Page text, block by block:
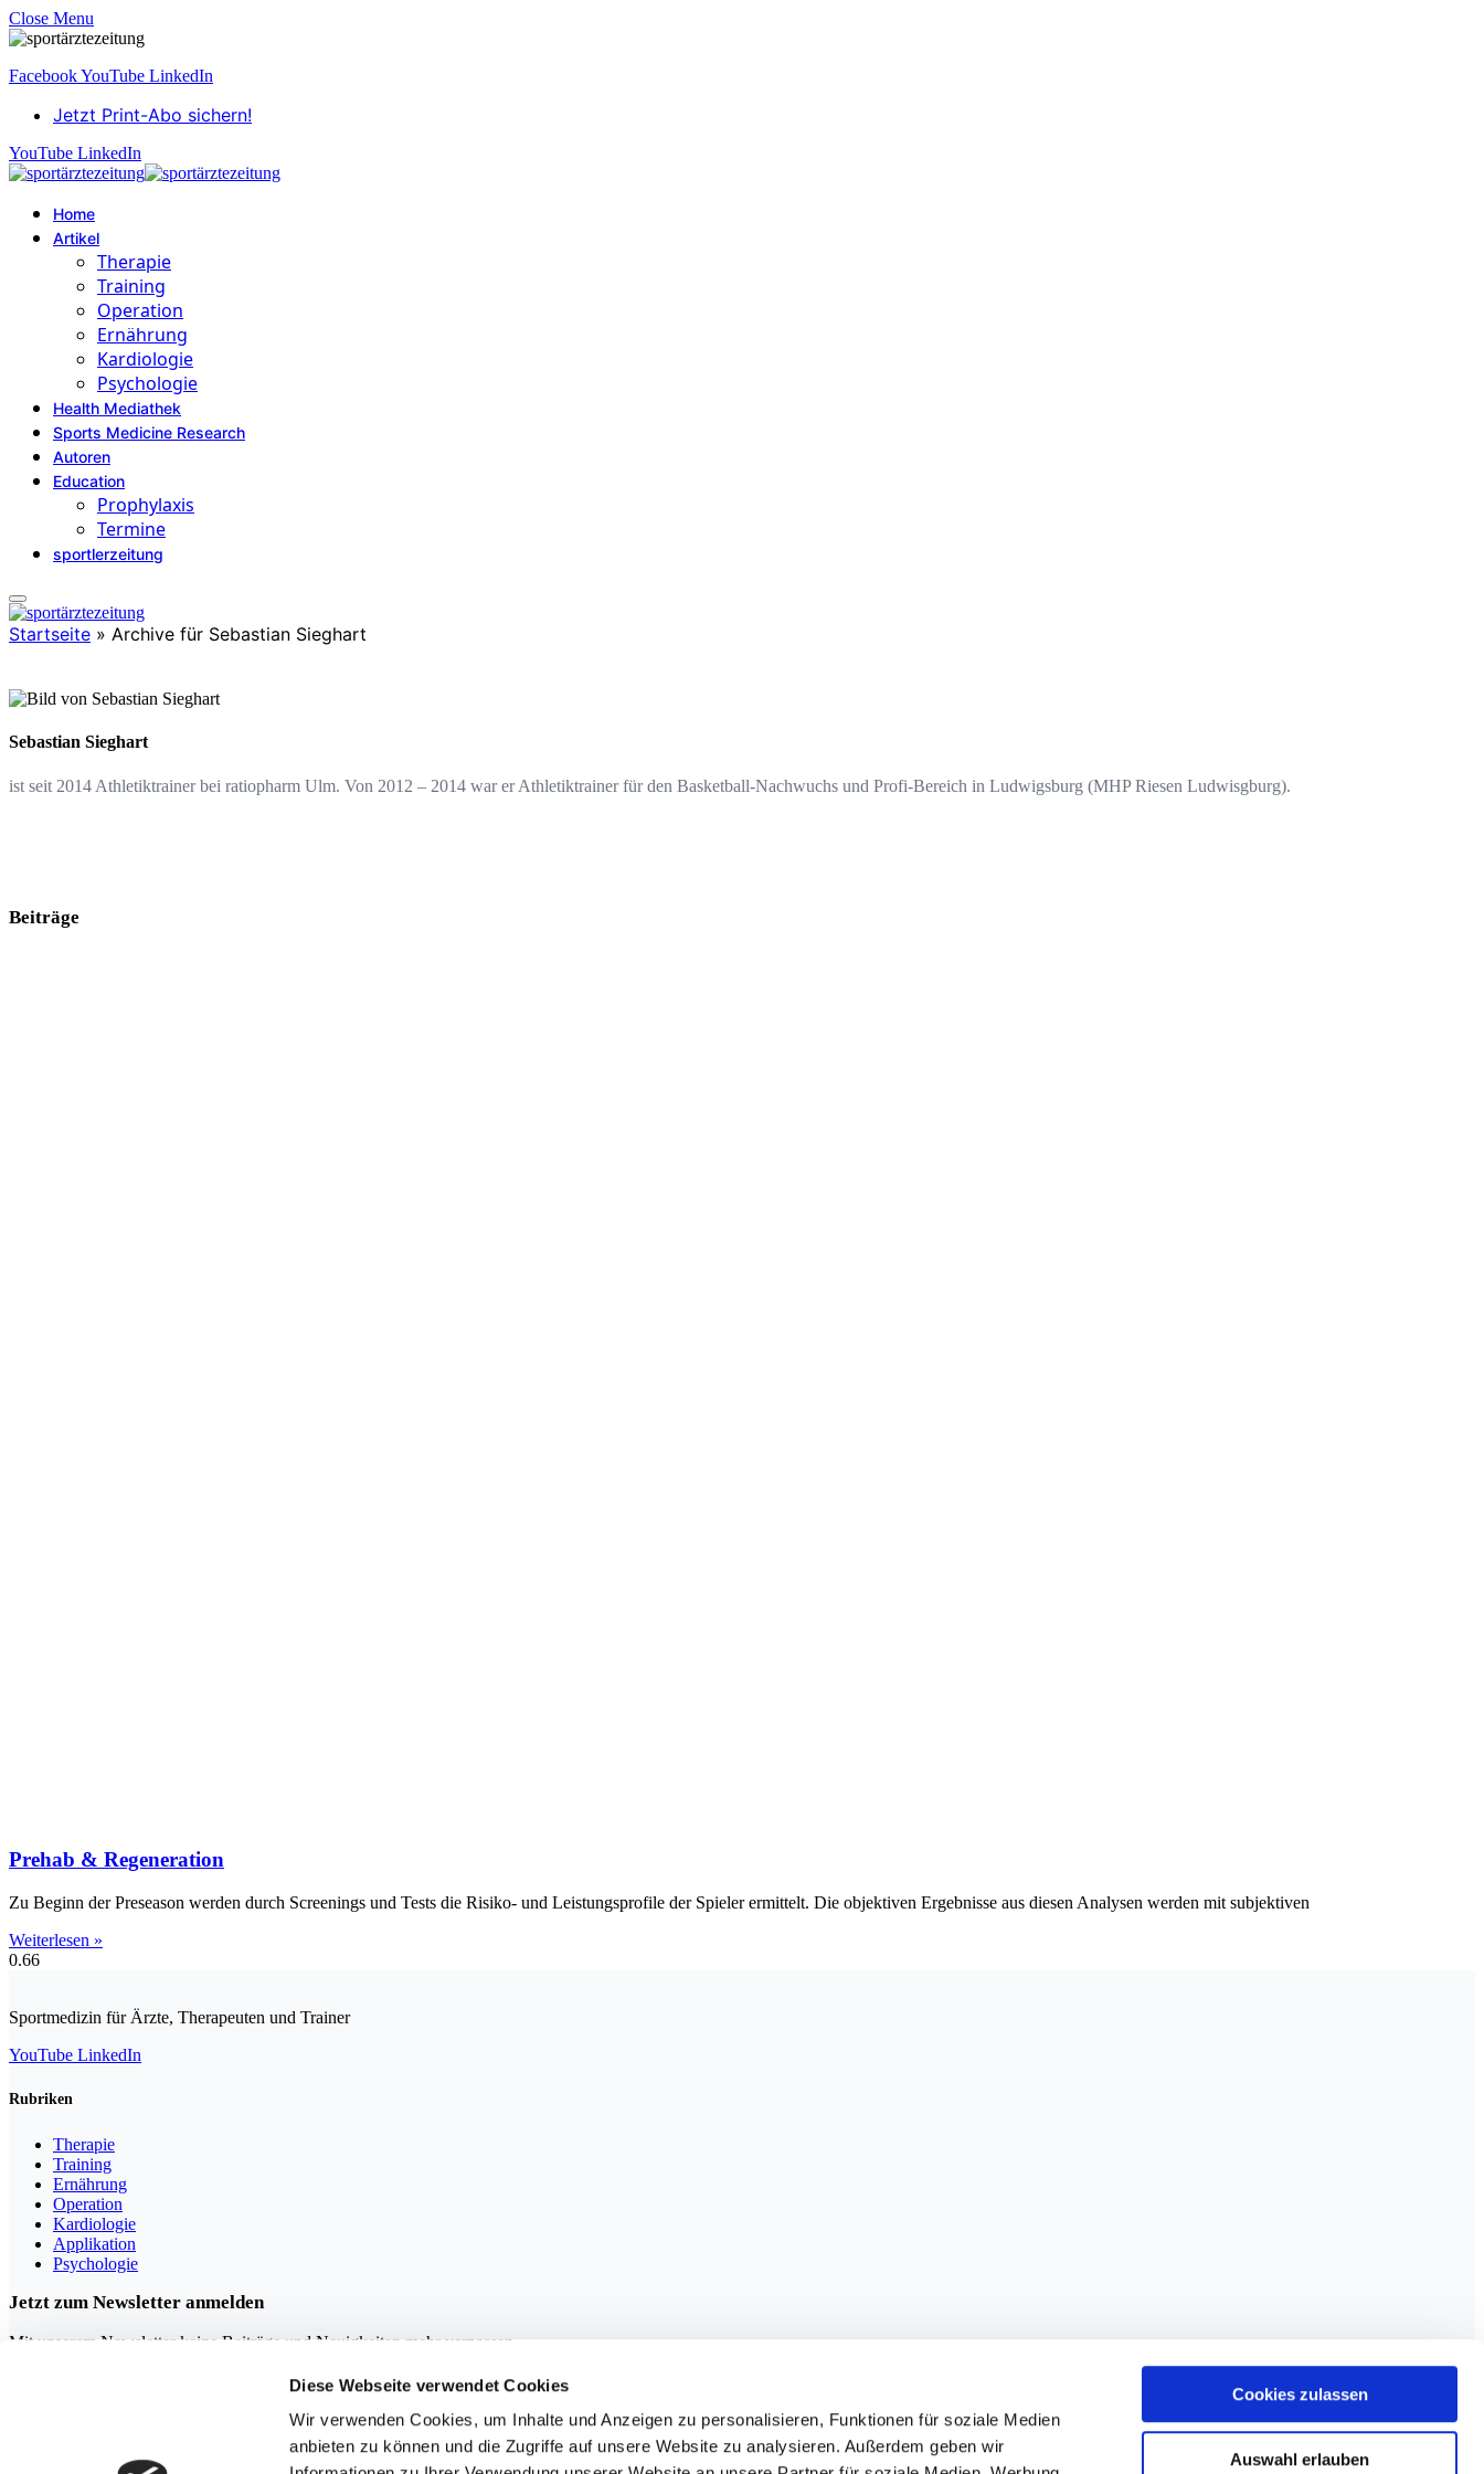
Diese Webseite verwendet Cookies
Wir verwenden Cookies, um Inhalte und Anzeigen zu personalisieren, Funktionen für soziale Medien
anbieten zu können und die Zugriffe auf unsere Website zu analysieren. Außerdem geben wir
Cookies zulassen
Auswahl erlauben
Close Menu
FacebookYouTube LinkedIn
Jetzt Print-Abo sichern!
YouTube LinkedIn
Home
Artikel
Therapie
Training
Operation
Ernährung
Kardiologie
Psychologie
Health Mediathek
Sports Medicine Research
Autoren
Education
Prophylaxis
Termine
sportlerzeitung
Startseite » Archive für Sebastian Sieghart
Sebastian Sieghart
ist seit 2014 Athletiktrainer bei ratiopharm Ulm. Von 2012 – 2014 war er Athletiktrainer für den Basketball-Nachwuchs und Profi-Bereich in Ludwigsburg (MHP Riesen Ludwisgburg).
Beiträge
Prehab & Regeneration
Zu Beginn der Preseason werden durch Screenings und Tests die Risiko- und Leistungsprofile der Spieler ermittelt. Die objektiven Ergebnisse aus diesen Analysen werden mit subjektiven
Weiterlesen »
Sportmedizin für Ärzte, Therapeuten und Trainer
YouTube LinkedIn
Rubriken
Therapie
Training
Ernährung
Operation
Kardiologie
Applikation
Psychologie
Jetzt zum Newsletter anmelden
Mit unserem Newsletter keine Beiträge und Neuigkeiten mehr verpassen.
Mit der Anmeldung erklären Sie sich mit unserer Datenschutzerklärungeinverstanden. Sie können den Newsletter jederzeit abbestellen.